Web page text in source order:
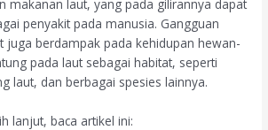
makanan laut, yang pada gilirannya dapat
penyakit pada manusia. Gangguan
juga berdampak pada kehidupan hewan-
pada laut sebagai habitat, seperti
laut, dan berbagai spesies lainnya.
lanjut, baca artikel ini: